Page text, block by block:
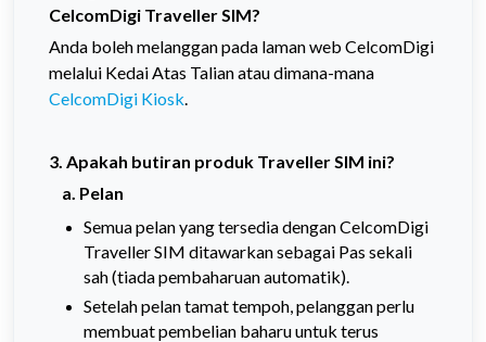
CelcomDigi Traveller SIM?
Anda boleh melanggan pada laman web CelcomDigi
melalui Kedai Atas Talian atau dimana-mana
CelcomDigi Kiosk.
3. Apakah butiran produk Traveller SIM ini?
a. Pelan
Semua pelan yang tersedia dengan CelcomDigi
Traveller SIM ditawarkan sebagai Pas sekali
sah (tiada pembaharuan automatik).
Setelah pelan tamat tempoh, pelanggan perlu
membuat pembelian baharu untuk terus